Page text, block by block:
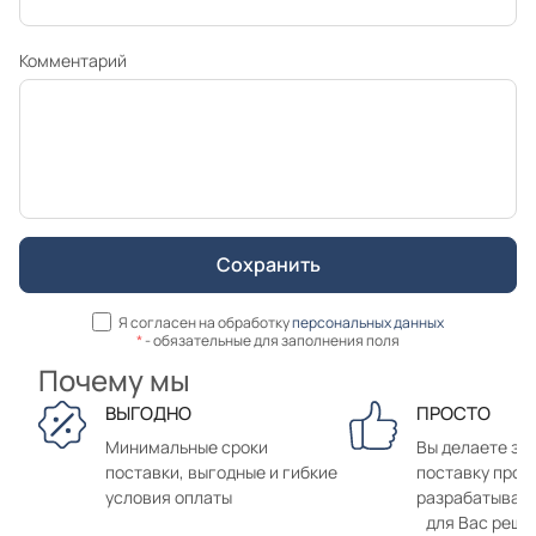
Комментарий
Я согласен на обработкуперсональных данных
*- обязательные для заполнения поля
Почему мы
ВЫГОДНО
Минимальные сроки
поставки, выгодные и гибкие
условия оплаты
ПРОСТО
Вы делаете
поставку
для Вас